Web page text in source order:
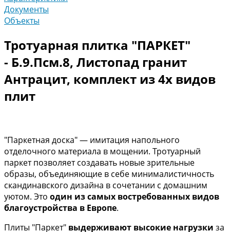
Документы
Объекты
Тротуарная плитка "ПАРКЕТ"
- Б.9.Псм.8, Листопад гранит
Антрацит, комплект из 4х видов
плит
"Паркетная доска" — имитация напольного
отделочного материала в мощении. Тротуарный
паркет позволяет создавать новые зрительные
образы, объединяющие в себе минималистичность
скандинавского дизайна в сочетании с домашним
уютом. Это один из самых востребованных видов
благоустройства в Европе.
Плиты "Паркет" выдерживают высокие нагрузки за